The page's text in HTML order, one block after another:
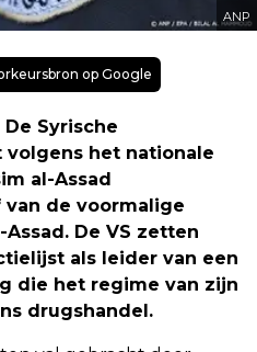
ANP
op Google
De Syrische
het nationale
al-Assad
de voormalige
De VS zetten
als leider van een
die het regime van zijn
drugshandel.